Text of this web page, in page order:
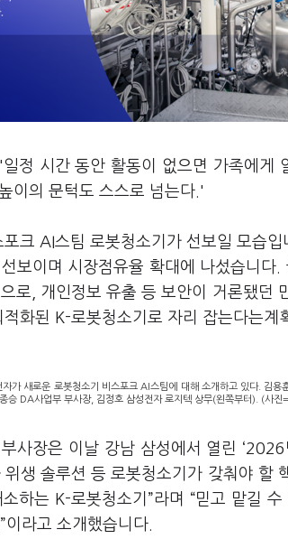
정 시간 동안 활동이 없으면 가족에게
이의 문턱도 스스로 넘는다.'
크 AI스팀 로봇청소기가 선보일 모습
보이며 시장점유율 확대에 나섰습니다
로, 개인정보 유출 등 보안이 거론됐던
화된 K-로봇청소기로 자리 잡는다는계
자가 새로운 로봇청소기 비스포크 AI스팀에 대해 소개하고 있다. 김용
승 DA사업부 부사장, 김정호 삼성전자 로지텍 상무(왼쪽부터). (사진
사장은 이날 강남 삼성에서 열린
생 솔루션 등 로봇청소기가 갖춰야 할
하는 K-로봇청소기”라며 “믿고 맡길
라고 소개했습니다.